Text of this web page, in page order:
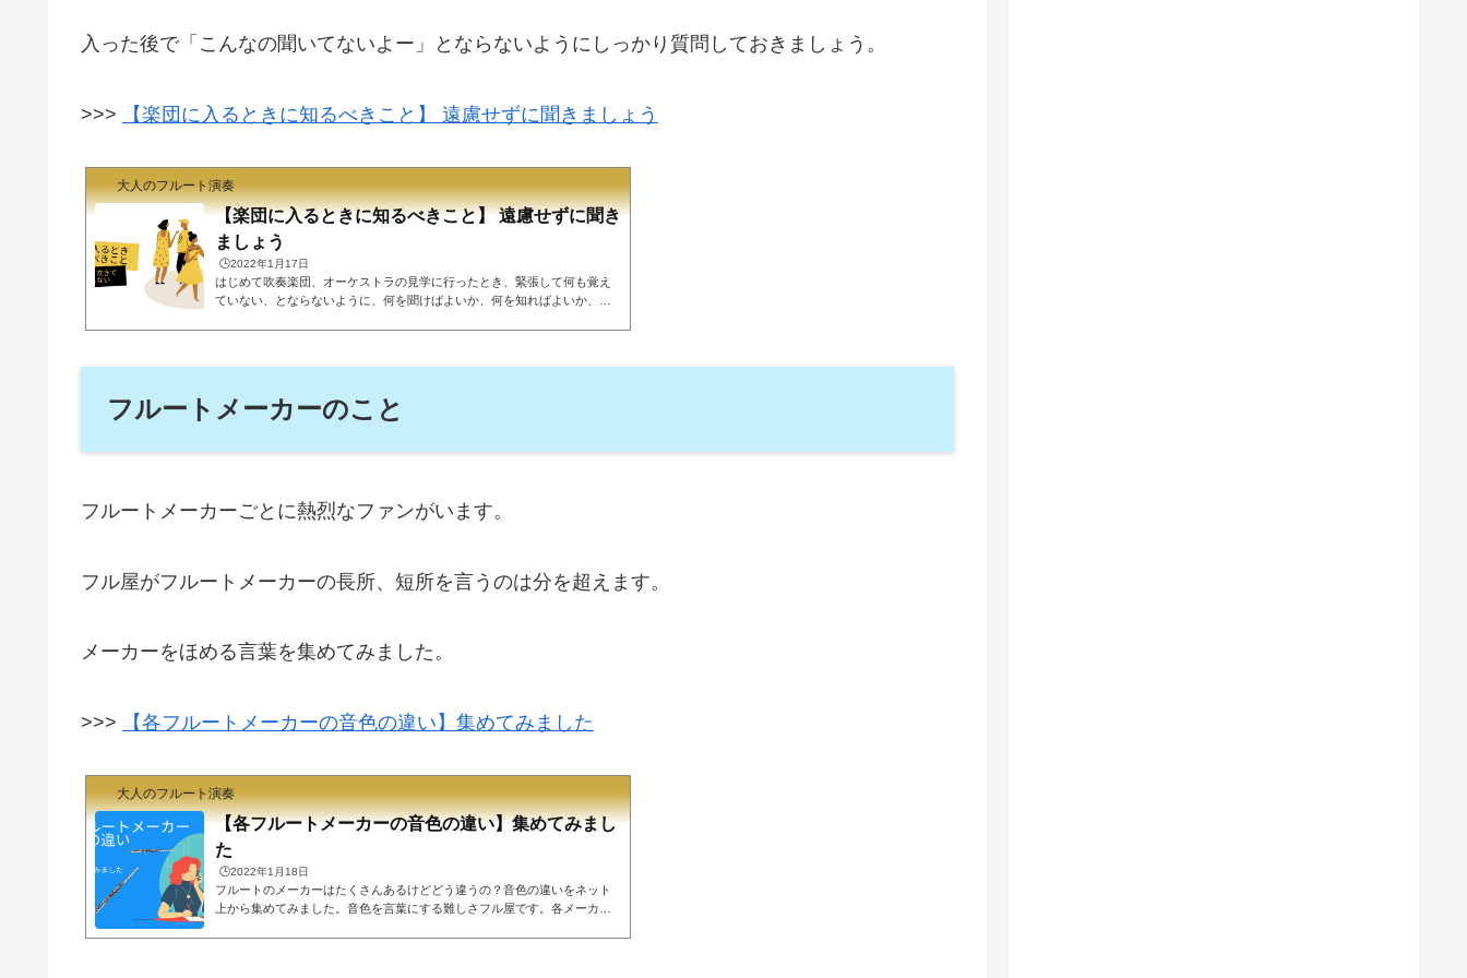
入った後で「こんなの聞いてないよー」とならないようにしっかり質問しておきましょう。
>>> 【楽団に入るときに知るべきこと】 遠慮せずに聞きましょう
大人のフルート演奏
【楽団に入るときに知るべきこと】 遠慮せずに聞き
ましょう
🕒️2022年1月17日
はじめて吹奏楽団、オーケストラの見学に行ったとき、緊張して何も覚え
ていない、とならないように、何を聞けばよいか、何を知ればよいか、を
ましょう。当然説明してくれるだろう...
フルートメーカーのこと
フルートメーカーごとに熱烈なファンがいます。
フル屋がフルートメーカーの長所、短所を言うのは分を超えます。
メーカーをほめる言葉を集めてみました。
>>> 【各フルートメーカーの音色の違い】集めてみました
大人のフルート演奏
【各フルートメーカーの音色の違い】集めてみまし
た
🕒️2022年1月18日
フルートのメーカーはたくさんあるけどどう違うの？音色の違いをネット
上から集めてみました。音色を言葉にする難しさフル屋です。各メーカー